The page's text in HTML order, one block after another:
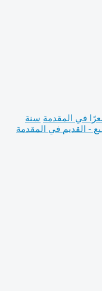
في المقدمة سنة
- القديم في المقدمة